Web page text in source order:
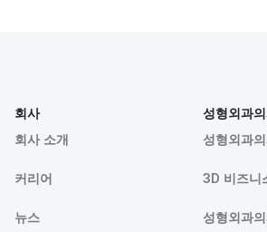
회사
회사 소개
커리어
뉴스
성형외과
성형외과
3D 비즈니
성형외과